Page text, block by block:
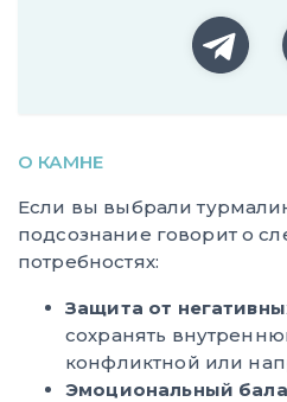
О КАМНЕ
Если вы выбрали
подсознание говорит о
потребностях:
Защита от
сохранять
конфликтной или
Эмоциональный